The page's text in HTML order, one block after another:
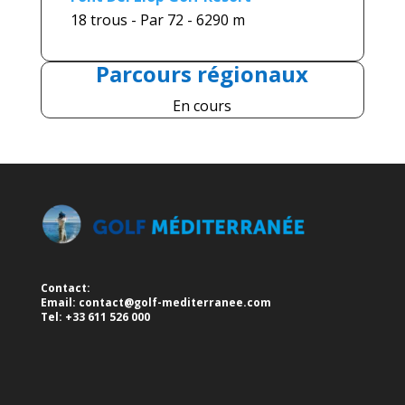
18 trous - Par 72 - 6290 m
Parcours régionaux
En cours
Contact:
Email: contact@golf-mediterranee.com
Tel: +33 611 526 000